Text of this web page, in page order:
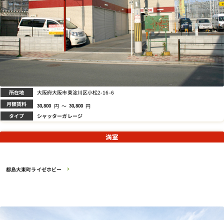
所在地 大阪府大阪市東淀川区小松2-16-6
月額賃料 30,800 円 ～ 30,800 円
タイプ シャッターガレージ
都島大東町ライゼホビー
満室